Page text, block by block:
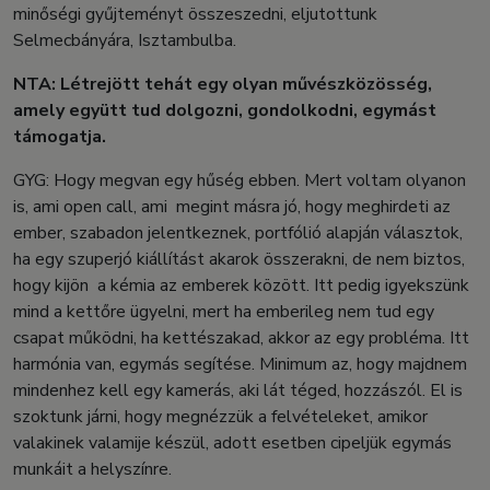
minőségi gyűjteményt összeszedni, eljutottunk
Selmecbányára, Isztambulba.
NTA: Létrejött tehát egy olyan művészközösség,
amely együtt tud dolgozni, gondolkodni, egymást
támogatja.
GYG: Hogy megvan egy hűség ebben. Mert voltam olyanon
is, ami open call, ami megint másra jó, hogy meghirdeti az
ember, szabadon jelentkeznek, portfólió alapján választok,
ha egy szuperjó kiállítást akarok összerakni, de nem biztos,
hogy kijön a kémia az emberek között. Itt pedig igyekszünk
mind a kettőre ügyelni, mert ha emberileg nem tud egy
csapat működni, ha kettészakad, akkor az egy probléma. Itt
harmónia van, egymás segítése. Minimum az, hogy majdnem
mindenhez kell egy kamerás, aki lát téged, hozzászól. El is
szoktunk járni, hogy megnézzük a felvételeket, amikor
valakinek valamije készül, adott esetben cipeljük egymás
munkáit a helyszínre.